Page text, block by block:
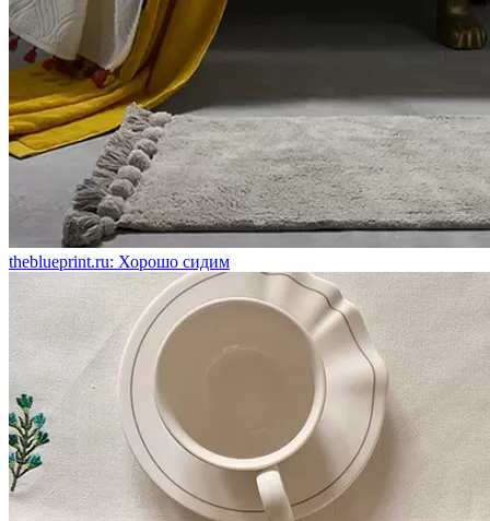
theblueprint.ru: Хорошо сидим